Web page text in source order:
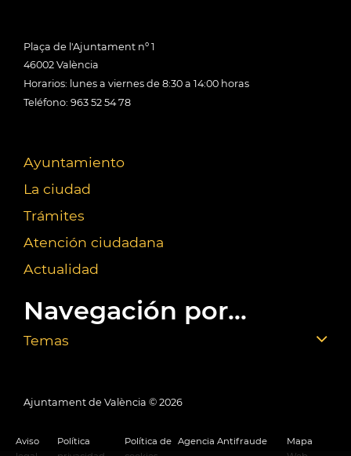
Plaça de l'Ajuntament nº 1
46002 València
Horarios: lunes a viernes de 8:30 a 14:00 horas
Teléfono: 963 52 54 78
Ayuntamiento
La ciudad
Trámites
Atención ciudadana
Actualidad
Navegación por...
Temas
Ajuntament de València © 2026
Aviso
Política
Política de Agencia Antifraude
Mapa